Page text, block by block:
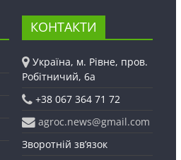
КОНТАКТИ
Україна, м. Рівне, пров.
Робітничий, 6а
+38 067 364 71 72
agroc.news@gmail.com
Зворотній зв’язок